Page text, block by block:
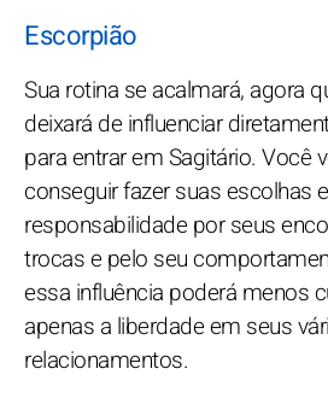
Escorpião
Sua rotina se acalmará, agora
deixará de influenciar
para entrar em Sagitário. Você
conseguir fazer suas escolhas
responsabilidade por seus
trocas e pelo seu
essa influência poderá menos
apenas a liberdade em seus
relacionamentos.